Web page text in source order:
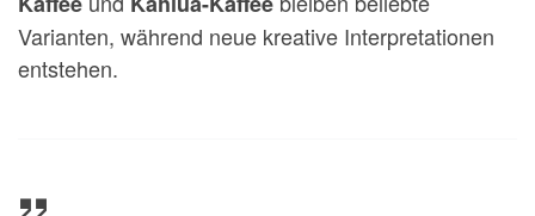
Varianten, während neue kreative Interpretationen
entstehen.